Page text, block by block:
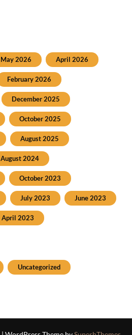
May 2026 April 2026
February 2026
December 2025
October 2025
August 2025
August 2024
October 2023
July 2023 June 2023
April 2023
Uncategorized